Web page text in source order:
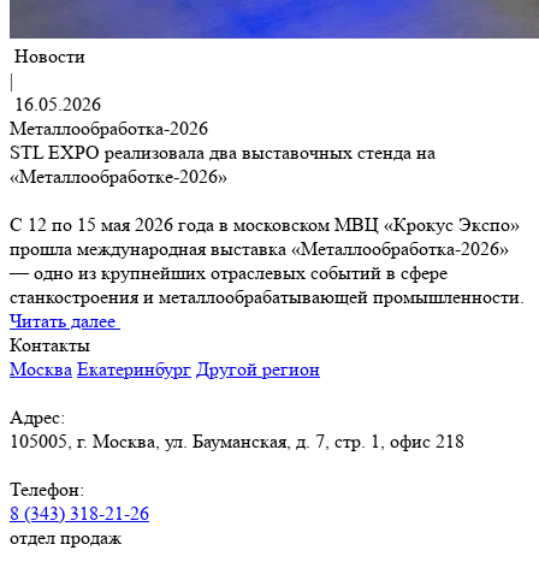
Новости
|
16.05.2026
Металлообработка-2026
STL EXPO реализовала два выставочных стенда на
«Металлообработке-2026»
С 12 по 15 мая 2026 года в московском МВЦ «Крокус Экспо»
прошла международная выставка «Металлообработка-2026»
— одно из крупнейших отраслевых событий в сфере
станкостроения и металлообрабатывающей промышленности.
Читать далее
Контакты
Москва Екатеринбург Другой регион
Адрес:
105005, г. Москва, ул. Бауманская, д. 7, стр. 1, офис 218
Телефон:
8 (343) 318-21-26
отдел продаж